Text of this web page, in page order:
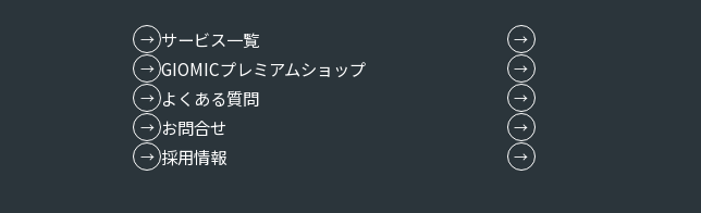
サービス一覧
GIOMICプレミアムショップ
よくある質問
お問合せ
採用情報